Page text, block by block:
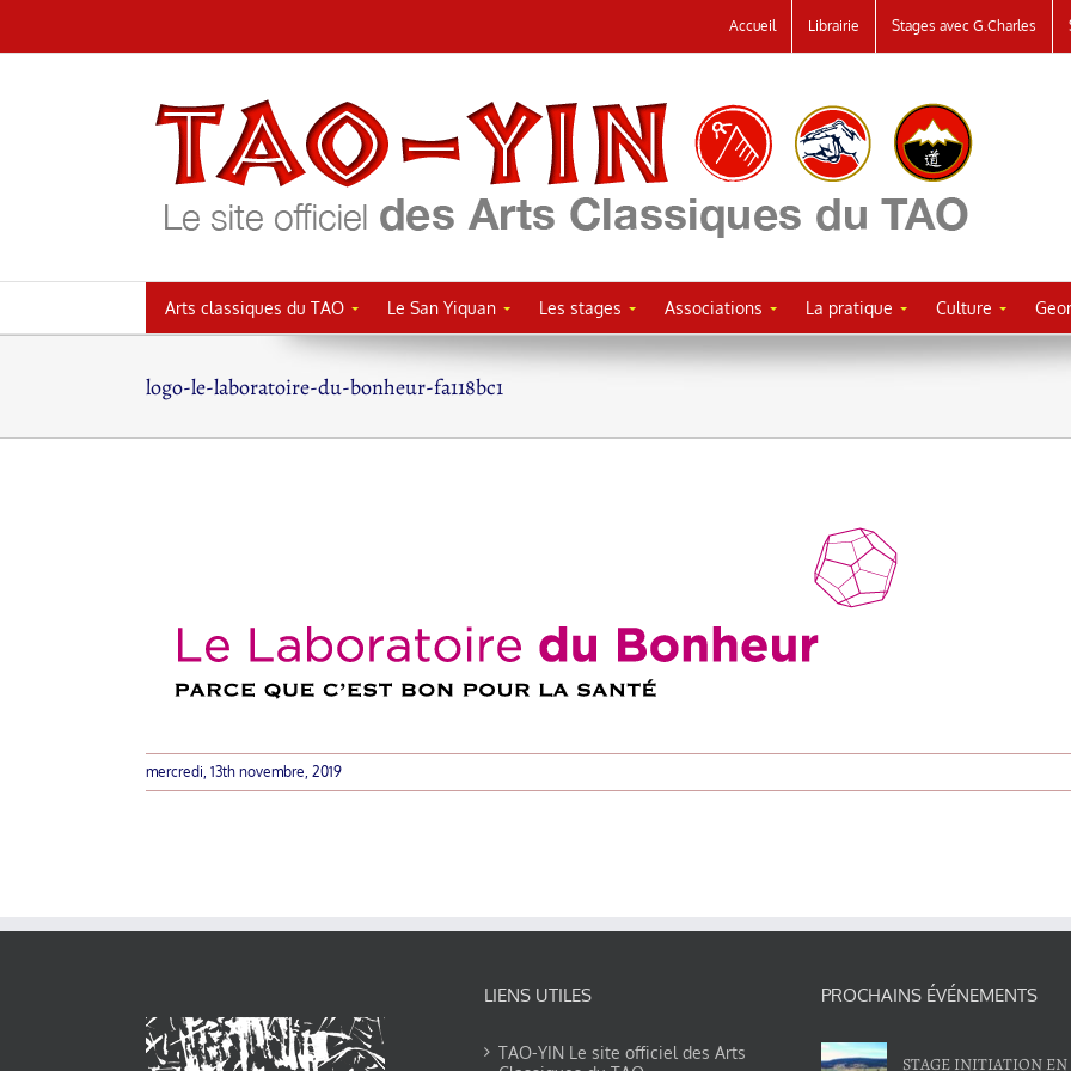
au
Accueil Librairie Stages avec G.Charles
Arts classiques du TAO Le San Yiquan Les stages Associations La pratique Culture
logo-le-laboratoire-du-bonheur-fa118bc1
mercredi, 13th novembre, 2019
LIENS UTILES
TAO-YIN Le site officiel des Arts
PROCHAINS ÉVÉNEMENTS
STAGE INITIATION EN